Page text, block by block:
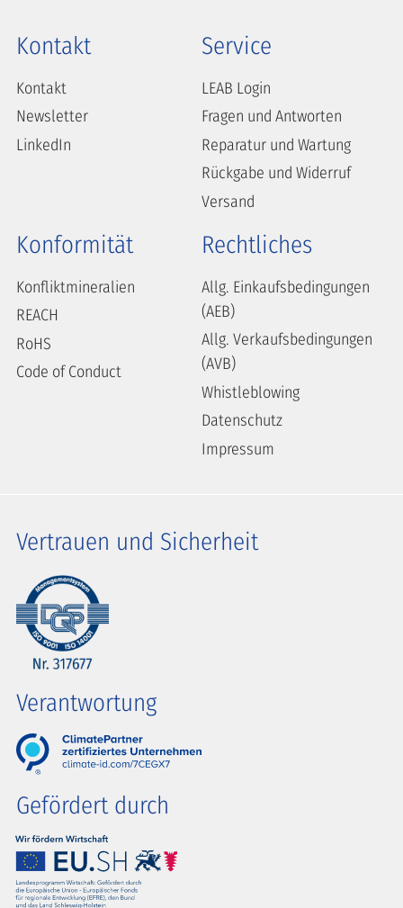
Kontakt
Kontakt
Newsletter
LinkedIn
Service
LEAB Login
Fragen und Antworten
Reparatur und Wartung
Rückgabe und Widerruf
Versand
Konformität
Konfliktmineralien
REACH
RoHS
Code of Conduct
Rechtliches
Allg. Einkaufsbedingungen
(AEB)
Allg. Verkaufsbedingungen
(AVB)
Whistleblowing
Datenschutz
Impressum
Vertrauen und Sicherheit
Verantwortung
Gefördert durch